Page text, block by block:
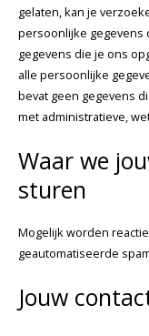
gelaten, kan je
persoonlijke gegevens
gegevens die je ons
alle persoonlijke
bevat geen gegevens
met administratieve,
Waar we
sturen
Mogelijk worden
geautomatiseerde
Jouw